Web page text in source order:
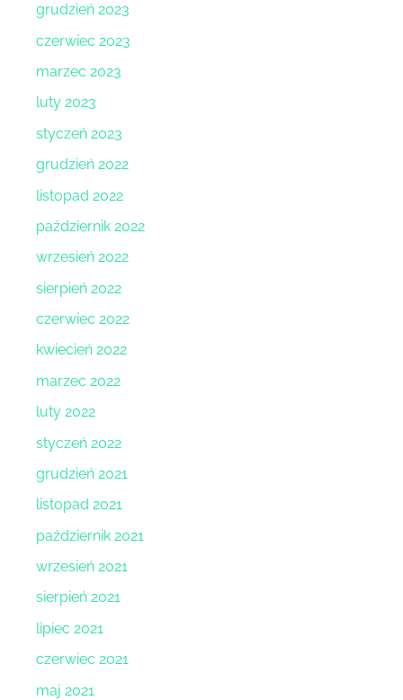
grudzień 2023
czerwiec 2023
marzec 2023
luty 2023
styczeń 2023
grudzień 2022
listopad 2022
październik 2022
wrzesień 2022
sierpień 2022
czerwiec 2022
kwiecień 2022
marzec 2022
luty 2022
styczeń 2022
grudzień 2021
listopad 2021
październik 2021
wrzesień 2021
sierpień 2021
lipiec 2021
czerwiec 2021
maj 2021